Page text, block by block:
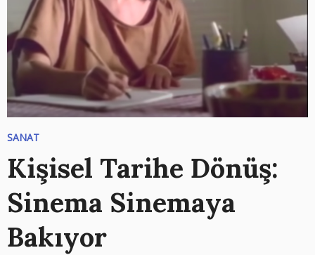
SANAT
Kişisel Tarihe Dönüş:
Sinema Sinemaya
Bakıyor